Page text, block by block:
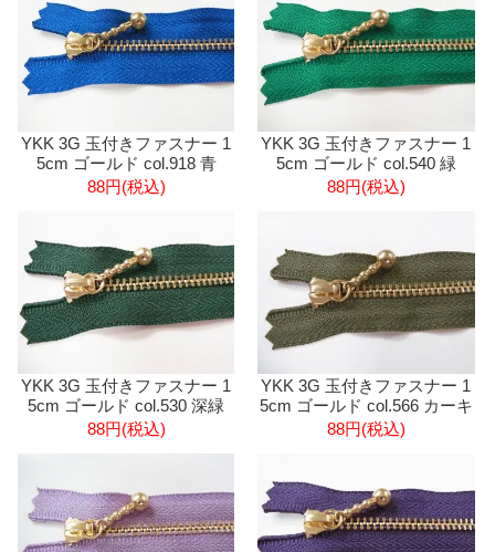
YKK 3G 玉付きファスナー 1
5cm ゴールド col.918 青
88円(税込)
YKK 3G 玉付きファスナー 1
5cm ゴールド col.540 緑
88円(税込)
YKK 3G 玉付きファスナー 1
5cm ゴールド col.530 深緑
88円(税込)
YKK 3G 玉付きファスナー 1
5cm ゴールド col.566 カーキ
88円(税込)